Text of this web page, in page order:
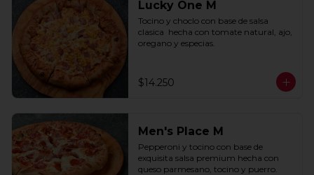
Lucky One M
Tocino y choclo con base de salsa
clasica  hecha con tomate natural, ajo,
oregano y especias.
$14.250
Men's Place M
Pepperoni y tocino con base de
exquisita salsa premium hecha con
queso parmesano, tocino y puerro.